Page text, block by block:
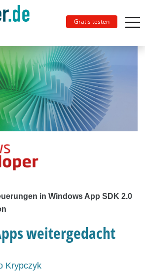
Gratis testen
in Windows App SDK 2.0
weitergedacht
Krypczyk